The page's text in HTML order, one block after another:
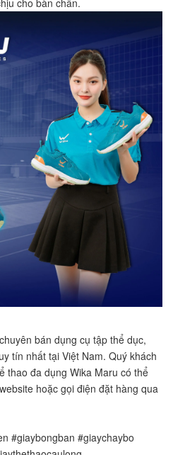
bán dụng cụ tập thể dục,
tín nhất tại Việt Nam. Quý khách
thao đa dụng Wika Maru có thể
hoặc gọi điện đặt hàng qua
#giaybongban #giaychaybo